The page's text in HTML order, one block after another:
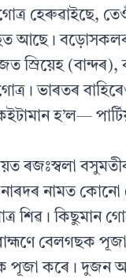
হেৰুৱাইছে,
আছে। বড়োসকলৰ
স্ৰিয়েহ
ভাৰতৰ
হ’ল—
ৰজঃস্বলা
নামত কোনো
শিৱ। কিছুমান
বেলগছক
পূজা কৰে। দুজন